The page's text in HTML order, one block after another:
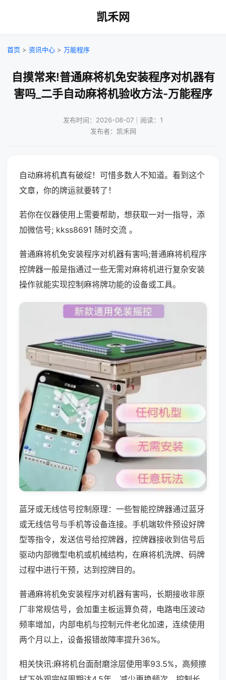
凯禾网
首页 > 资讯中心 > 万能程序
自摸常来!普通麻将机免安装程序对机器有
害吗_二手自动麻将机验收方法-万能程序
发布时间：2026-08-07｜阅读：1
发布者：凯禾网
自动麻将机真有破绽！可惜多数人不知道。看到这个
文章，你的牌运就要转了！
若你在仪器使用上需要帮助，想获取一对一指导，添
加微信号; kkss8691 随时交流 。
普通麻将机免安装程序对机器有害吗;普通麻将机程序
控牌器一般是指通过一些无需对麻将机进行复杂安装
操作就能实现控制麻将牌功能的设备或工具。
蓝牙或无线信号控制原理：一些智能控牌器通过蓝牙
或无线信号与手机等设备连接。手机端软件预设好牌
型等指令，发送信号给控牌器，控牌器接收到信号后
驱动内部微型电机或机械结构，在麻将机洗牌、码牌
过程中进行干预，达到控牌目的。
普通麻将机免安装程序对机器有害吗，长期接收非原
厂非常规信号，会加重主板运算负荷，电路电压波动
频率增加，内部电机与控制元件老化加速，连续使用
两个月以上，设备报错故障率提升36%。
相关快讯:麻将机台面耐磨涂层使用率93.5%，高频擦